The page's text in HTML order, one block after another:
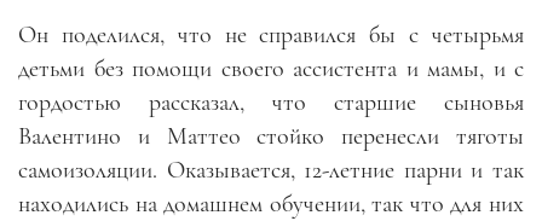
Он поделился, что не справился бы с четырьмя
детьми без помощи своего ассистента и мамы, и с
гордостью рассказал, что старшие сыновья
Валентино и Маттео стойко перенесли тяготы
самоизоляции. Оказывается, 12-летние парни и так
находились на домашнем обучении, так что для них